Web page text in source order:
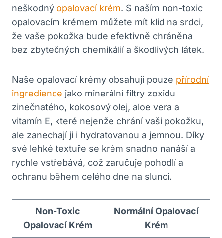
neškodný opalovací krém. S naším non-toxic
opalovacím krémem můžete mít klid na srdci,
že vaše pokožka bude efektivně chráněna
bez zbytečných chemikálií a škodlivých látek.
Naše opalovací krémy obsahují pouze přírodní
ingredience jako minerální filtry zoxidu
zinečnatého, kokosový olej, aloe vera a
vitamín E, které nejenže chrání vaši pokožku,
ale zanechají ji i hydratovanou a jemnou. Díky
své lehké textuře se krém snadno nanáší a
rychle vstřebává, což zaručuje pohodlí a
ochranu během celého dne na slunci.
Non-Toxic
Opalovací Krém
Normální Opalovací
Krém